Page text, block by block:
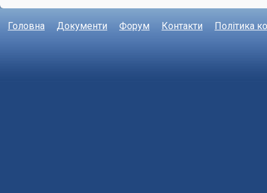
Головна Документи Форум Контакти Політика